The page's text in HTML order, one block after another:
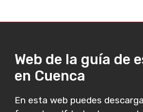
Web de la guía de
en Cuenca
En esta web puedes